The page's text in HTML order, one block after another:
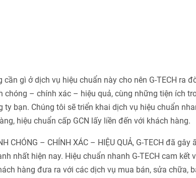
gì ở dịch vụ hiệu chuẩn này cho nên G-TECH ra
– chính xác – hiệu quả, cùng những tiện ích
bạn. Chúng tôi sẽ triển khai dịch vụ hiệu chuẩn
hiệu chuẩn cấp GCN lấy liền đến với khách hàng.
– CHÍNH XÁC – HIỆU QUẢ, G-TECH đã gây
nhất hiện nay. Hiệu chuẩn nhanh G-TECH cam kết
hàng đưa ra với các dịch vụ mua bán, sửa chữa,